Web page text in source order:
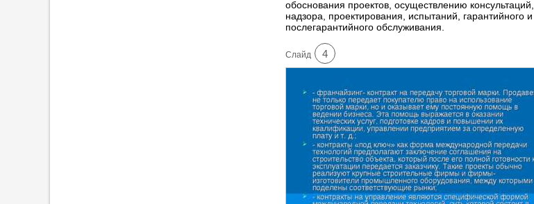
обоснования проектов, осуществлению консультаций,
надзора, проектирования, испытаний, гарантийного и
послегарантийного обслуживания.
Cлайд 4